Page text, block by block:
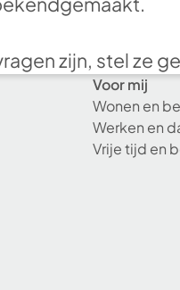
zijn, stel ze
Voor mij
Wonen en
Werken en
Vrije tijd en